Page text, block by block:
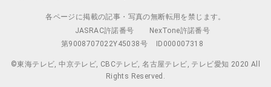
各ページに掲載の記事・写真の無断転用を禁じます。
JASRAC許諾番号
NexTone許諾番号
第9008707022Y45038号
ID000007318
©東海テレビ, 中京テレビ, CBCテレビ, 名古屋テレビ, テレビ愛知 2020 All
Rights Reserved.